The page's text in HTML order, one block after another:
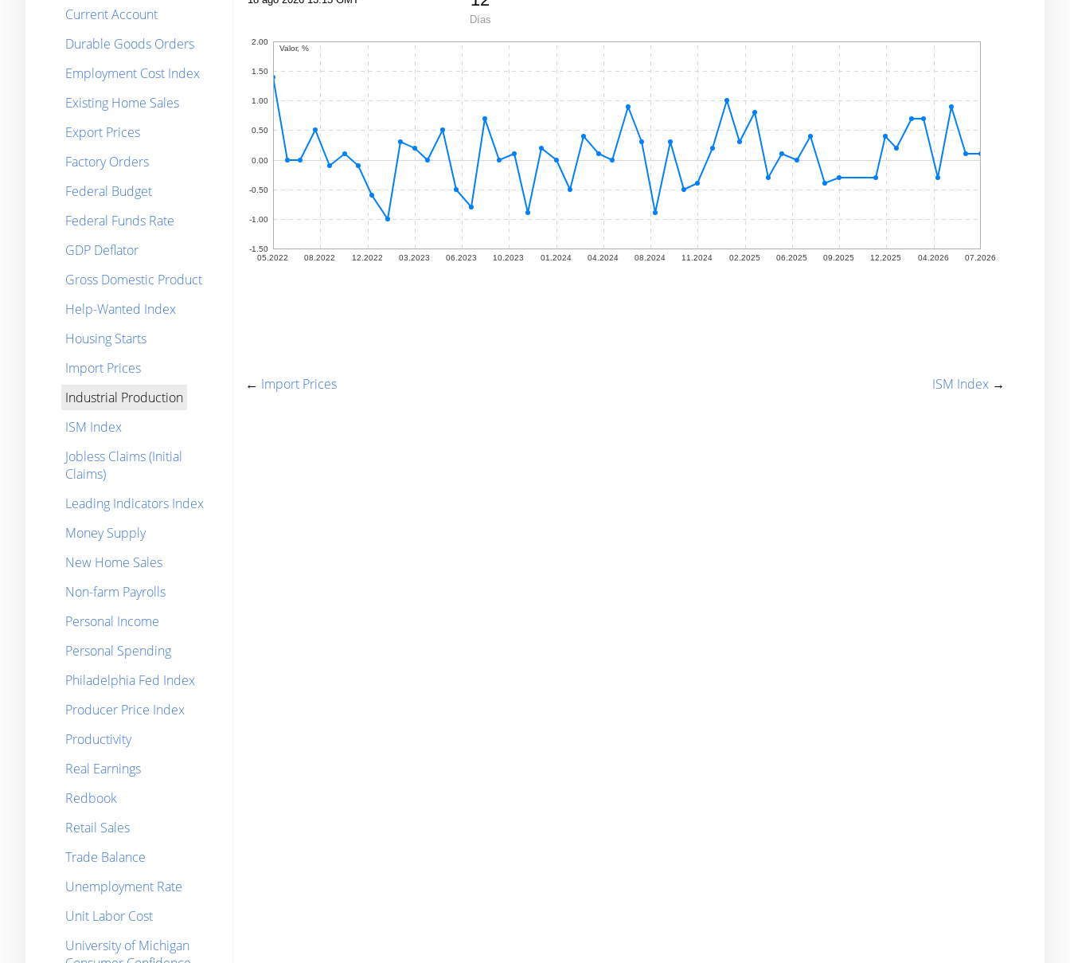
Current Account
Durable Goods Orders
Employment Cost Index
Existing Home Sales
Export Prices
Factory Orders
Federal Budget
Federal Funds Rate
GDP Deflator
Gross Domestic Product
Help-Wanted Index
Housing Starts
Import Prices
Industrial Production
ISM Index
Jobless Claims (Initial
Claims)
Leading Indicators Index
Money Supply
New Home Sales
Non-farm Payrolls
Personal Income
Personal Spending
Philadelphia Fed Index
Producer Price Index
Productivity
Real Earnings
Redbook
Retail Sales
Trade Balance
Unemployment Rate
Unit Labor Cost
University of Michigan
← Import Prices ISM Index →